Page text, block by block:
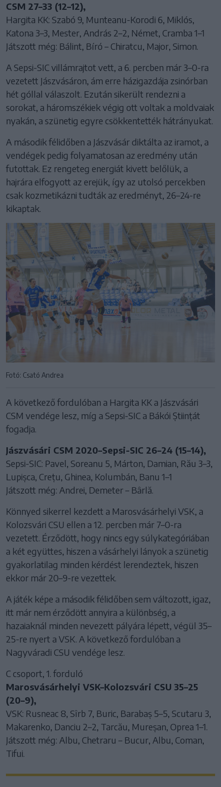
CSM 27–33 (12–12),
Hargita KK: Szabó 9, Munteanu-Korodi 6, Miklós,
Katona 3–3, Mester, András 2–2, Német, Cramba 1–1
Játszott még: Bálint, Bíró – Chiratcu, Major, Simon.
A Sepsi-SIC villámrajtot vett, a 6. percben már 3–0-ra
vezetett Jászvásáron, ám erre házigazdája zsinórban
hét góllal válaszolt. Ezután sikerült rendezni a
sorokat, a háromszékiek végig ott voltak a moldvaiak
nyakán, a szünetig egyre csökkentették hátrányukat.
A második félidőben a Jászvásár diktálta az iramot, a
vendégek pedig folyamatosan az eredmény után
futottak. Ez rengeteg energiát kivett belőlük, a
hajrára elfogyott az erejük, így az utolsó percekben
csak kozmetikázni tudták az eredményt, 26–24-re
kikaptak.
Fotó: Csató Andrea
A következő fordulóban a Hargita KK a Jászvásári
CSM vendége lesz, míg a Sepsi-SIC a Bákói Științát
fogadja.
Jászvásári CSM 2020–Sepsi-SIC 26–24 (15–14),
Sepsi-SIC: Pavel, Soreanu 5, Márton, Damian, Rău 3–3,
Lupișca, Crețu, Ghinea, Kolumbán, Banu 1–1
Játszott még: Andrei, Demeter – Bârlă.
Könnyed sikerrel kezdett a Marosvásárhelyi VSK, a
Kolozsvári CSU ellen a 12. percben már 7–0-ra
vezetett. Érződött, hogy nincs egy súlykategóriában
a két együttes, hiszen a vásárhelyi lányok a szünetig
gyakorlatilag minden kérdést lerendeztek, hiszen
ekkor már 20–9-re vezettek.
A játék képe a második félidőben sem változott, igaz,
itt már nem érződött annyira a különbség, a
hazaiaknál minden nevezett pályára lépett, végül 35–
25-re nyert a VSK. A következő fordulóban a
Nagyváradi CSU vendége lesz.
C csoport, 1. forduló
Marosvásárhelyi VSK–Kolozsvári CSU 35–25
(20–9),
VSK: Rusneac 8, Sîrb 7, Buric, Barabaș 5–5, Scutaru 3,
Makarenko, Danciu 2–2, Tarcău, Mureșan, Oprea 1–1.
Játszott még: Albu, Chetraru – Bucur, Albu, Coman,
Tifui.